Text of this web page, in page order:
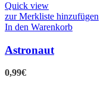
Quick view
zur Merkliste hinzufügen
In den Warenkorb
Astronaut
0,99€